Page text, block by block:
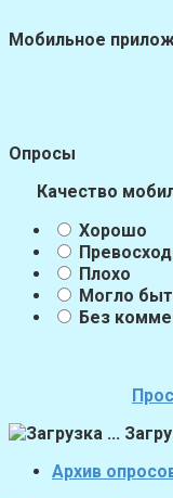
Мобильное
Опросы
Качество
Хорошо
Плохо
Могло
Без
Архив